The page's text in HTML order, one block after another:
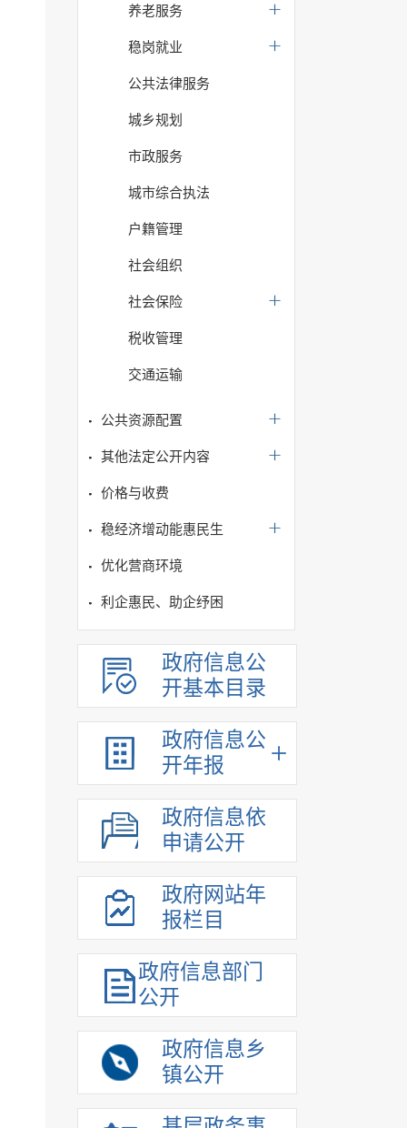
养老服务
稳岗就业
公共法律服务
城乡规划
市政服务
城市综合执法
户籍管理
社会组织
社会保险
税收管理
交通运输
公共资源配置
其他法定公开内容
价格与收费
稳经济增动能惠民生
优化营商环境
利企惠民、助企纾困
政府信息公
开基本目录
政府信息公
开年报
政府信息依
申请公开
政府网站年
报栏目
政府信息部门
公开
政府信息乡
镇公开